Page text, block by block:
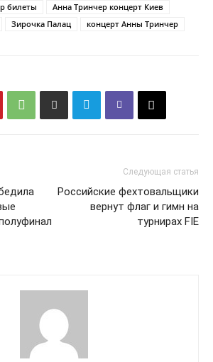
КавПолит
СЕЙЧАС
билеты
Анна Тринчер концерт Киев
Зирочка Палац концерт Анны Тринчер
Следующая статья
Российские фехтовальщики
вернут флаг и гимн на
турнирах FIE